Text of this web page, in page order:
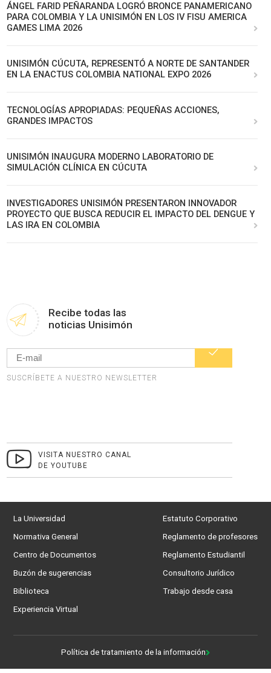
ÁNGEL FARID PEÑARANDA LOGRÓ BRONCE PANAMERICANO
PARA COLOMBIA Y LA UNISIMÓN EN LOS IV FISU AMERICA
GAMES LIMA 2026
UNISIMÓN CÚCUTA, REPRESENTÓ A NORTE DE SANTANDER
EN LA ENACTUS COLOMBIA NATIONAL EXPO 2026
TECNOLOGÍAS APROPIADAS: PEQUEÑAS ACCIONES,
GRANDES IMPACTOS
UNISIMÓN INAUGURA MODERNO LABORATORIO DE
SIMULACIÓN CLÍNICA EN CÚCUTA
INVESTIGADORES UNISIMÓN PRESENTARON INNOVADOR
PROYECTO QUE BUSCA REDUCIR EL IMPACTO DEL DENGUE Y
LAS IRA EN COLOMBIA
Recibe todas las
noticias Unisimón
SUSCRÍBETE A NUESTRO NEWSLETTER
VISITA NUESTRO CANAL
DE YOUTUBE
La Universidad
Normativa General
Centro de Documentos
Buzón de sugerencias
Biblioteca
Experiencia Virtual
Estatuto Corporativo
Reglamento de profesores
Reglamento Estudiantil
Consultorio Jurídico
Trabajo desde casa
Política de tratamiento de la información